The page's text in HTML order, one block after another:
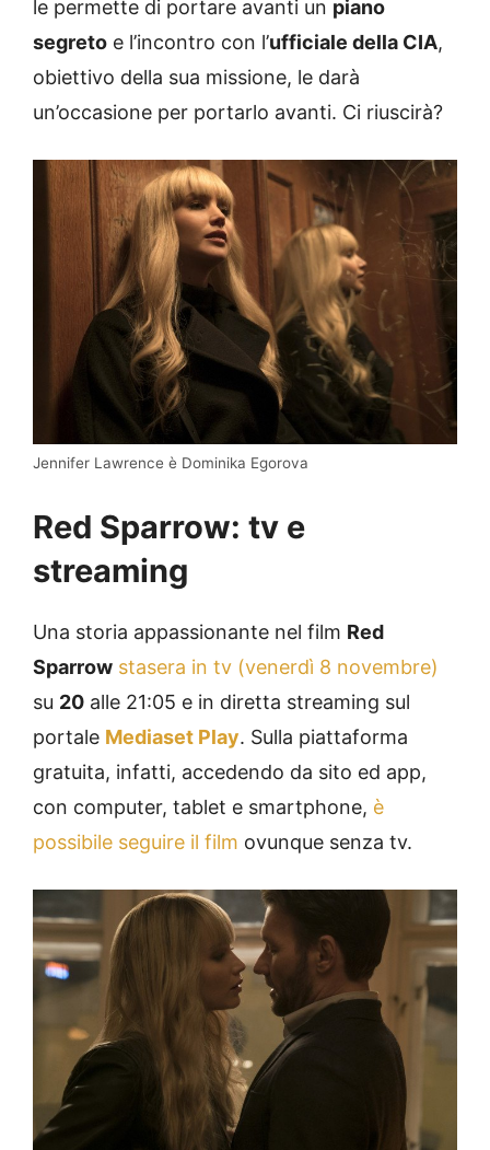
le permette di portare avanti un piano
segreto e l’incontro con l’ufficiale della CIA,
obiettivo della sua missione, le darà
un’occasione per portarlo avanti. Ci riuscirà?
Jennifer Lawrence è Dominika Egorova
Red Sparrow: tv e
streaming
Una storia appassionante nel film Red
Sparrow stasera in tv (venerdì 8 novembre)
su 20 alle 21:05 e in diretta streaming sul
portale Mediaset Play. Sulla piattaforma
gratuita, infatti, accedendo da sito ed app,
con computer, tablet e smartphone, è
possibile seguire il film ovunque senza tv.